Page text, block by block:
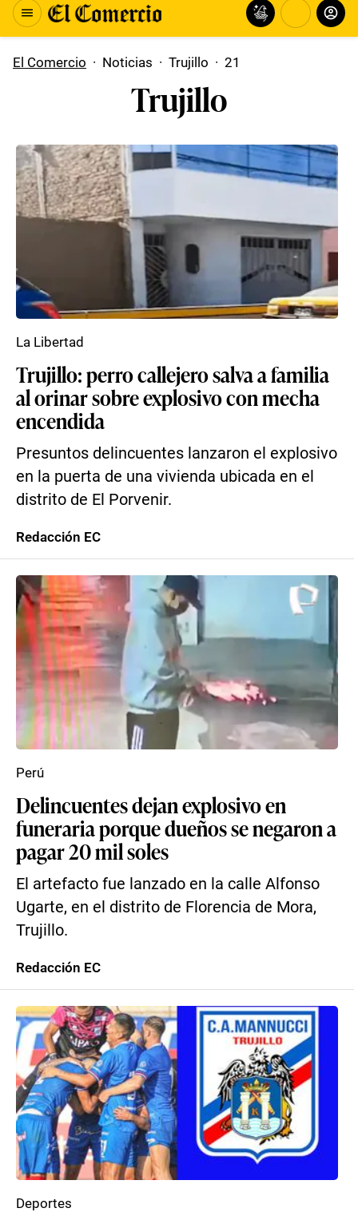
El Comercio · Noticias · Trujillo · 21
Trujillo
Trujillo: perro callejero salva a familia
al orinar sobre explosivo con mecha
encendida
Presuntos delincuentes lanzaron el explosivo
en la puerta de una vivienda ubicada en el
distrito de El Porvenir.
La Libertad
Redacción EC
Delincuentes dejan explosivo en
funeraria porque dueños se negaron a
pagar 20 mil soles
El artefacto fue lanzado en la calle Alfonso
Ugarte, en el distrito de Florencia de Mora,
Trujillo.
Perú
Redacción EC
Deportes